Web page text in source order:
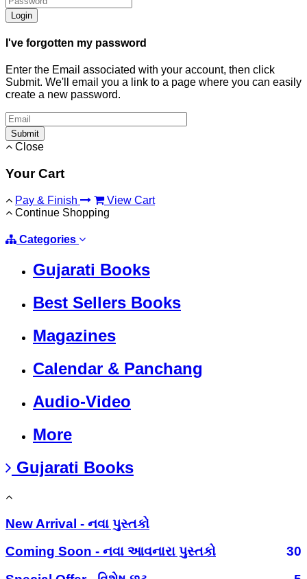
Login
I've forgotten my password
Enter the Email associated with your account, then click
Submit. We'll email you a link to a page where you can easily
create a new password.
Submit
Close
Your Cart
Pay & Finish
View Cart
Continue Shopping
Categories
Gujarati Books
Best Sellers Books
Magazines
Calendar & Panchang
Audio-Video
More
Gujarati Books
New Arrival - નવા પુસ્તકો
Coming Soon - નવા આવનારા પુસ્તકો
30